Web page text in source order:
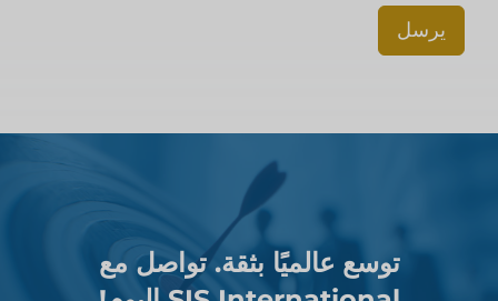
يرسل
توسع عالميًا بثقة. تواصل مع